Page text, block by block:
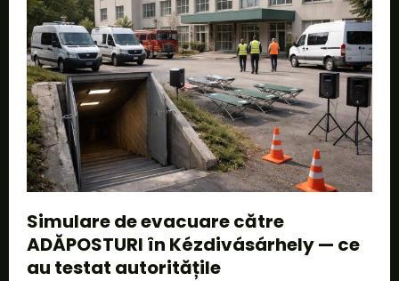
Simulare de evacuare către
ADĂPOSTURI în Kézdivásárhely — ce
au testat autoritățile